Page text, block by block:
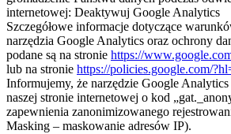
internetowej: Deaktywuj Google Analytics
Szczegółowe informacje dotyczące
narzędzia Google Analytics oraz ochrony
podane są na stronie https://
lub na stronie https://policies.google.com/
Informujemy, że narzędzie Google Analytics
naszej stronie internetowej o kod
zapewnienia zanonimizowanego
Masking – maskowanie adresów IP).